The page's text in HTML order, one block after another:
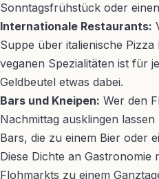
Sonntagsfrühstück oder
Internationale Restaurants:
Suppe über italienische
veganen Spezialitäten ist für
Geldbeutel etwas dabei.
Bars und Kneipen: Wer den
Nachmittag ausklingen
Bars, die zu einem Bier oder
Diese Dichte an Gastronomie
Flohmarkts zu einem